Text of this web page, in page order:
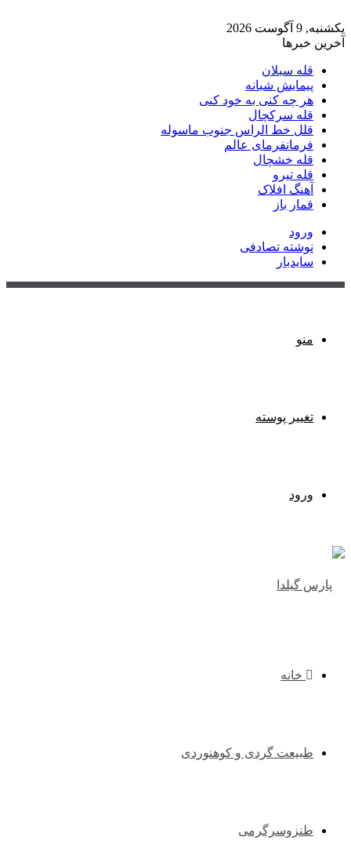
یکشنبه, 9 آگوست 2026
آخرین خبرها
قله سبلان
پیمایش شبانه
هر چه کنی به خود کنی
قله سرکچال
قلل خط الراس جنوب ماسوله
فرمانفرمای عالم
قله خشچال
قله تیرو
آهنگ افلاک
قمار باز
ورود
نوشته تصادفی
سایدبار
منو
تغییر پوسته
ورود
خانه
طبیعت گردی و کوهنوردی
طنزوسرگرمی